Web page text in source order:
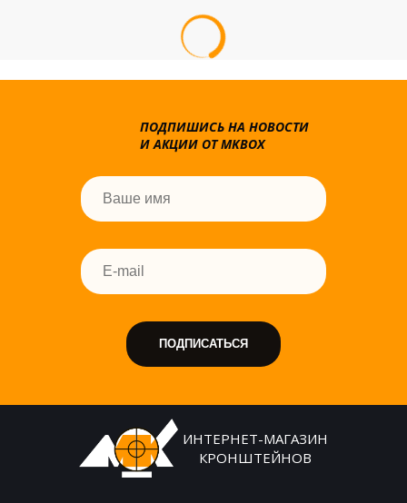
ПОДПИШИСЬ НА НОВОСТИ
И АКЦИИ ОТ MKBOX
ИНТЕРНЕТ-МАГАЗИН
КРОНШТЕЙНОВ